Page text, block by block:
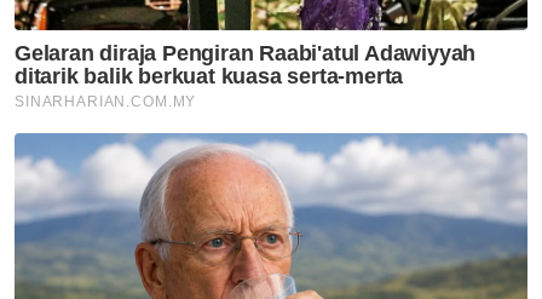
Artikel Disyorkan
Nasional
Lima kawasan di Sarawak
catat IPU tidak sihat - JAS